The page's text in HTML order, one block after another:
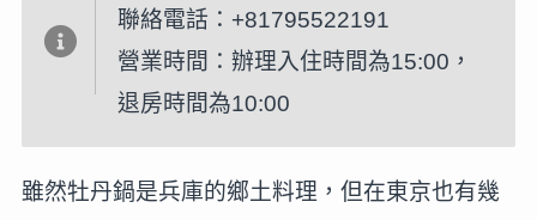
聯絡電話：+81795522191
營業時間：辦理入住時間為15:00，
退房時間為10:00
雖然牡丹鍋是兵庫的鄉土料理，但在東京也有幾